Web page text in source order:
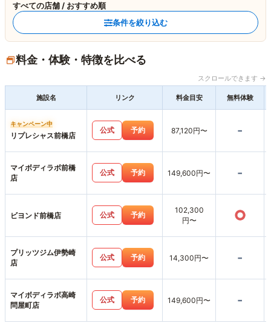
すべての店舗 / おすすめ順
条件を絞り込む
料金・体験・特徴を比べる
スクロールできます →
施設名 リンク 料金目安 無料体験
キャンペーン中
リプレシャス前橋店
公式 予約 87,120円〜 -
マイボディラボ前橋
店
公式 予約 149,600円〜 -
ビヨンド前橋店 公式 予約
102,300
円〜
○
プリッツジム伊勢崎
店
公式 予約 14,300円〜 -
マイボディラボ高崎
問屋町店
公式 予約 149,600円〜 -